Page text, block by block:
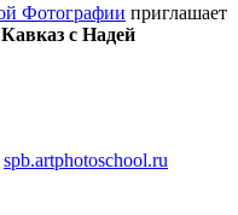
Фотографии приглашает
с Надей
spb.artphotoschool.ru